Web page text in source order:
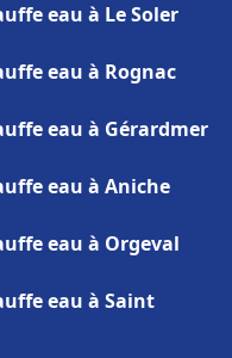
eau à Le Soler
eau à Rognac
eau à Gérardmer
eau à Aniche
eau à Orgeval
eau à Saint